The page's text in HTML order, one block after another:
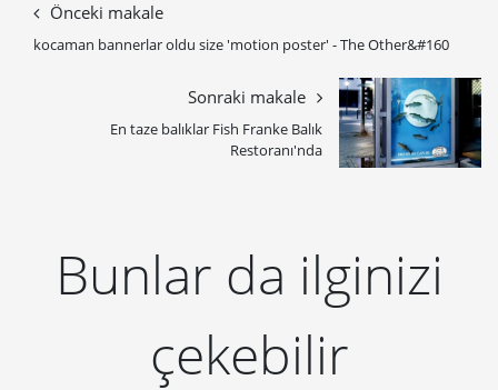
Önceki makale
kocaman bannerlar oldu size 'motion poster' - The Other&#160
Sonraki makale
En taze balıklar Fish Franke Balık
Restoranı'nda
Bunlar da ilginizi
çekebilir